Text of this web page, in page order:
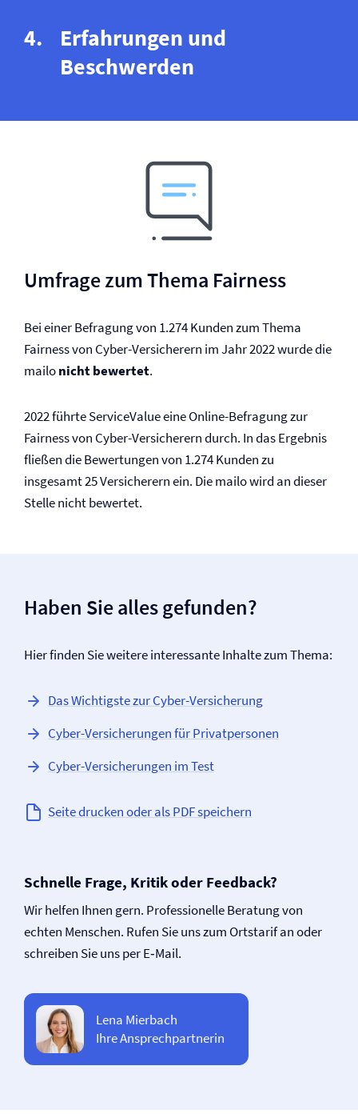
Erfahrungen und
Beschwerden
Umfrage zum Thema Fairness
Bei einer Befragung von 1.274 Kunden zum Thema
Fairness von Cyber-Versicherern im Jahr 2022 wurde die
mailonicht bewertet.
2022 führte ServiceValue eine Online-Befragung zur
Fairness von Cyber-Versicherern durch. In das Ergebnis
fließen die Bewertungen von 1.274 Kunden zu
insgesamt 25 Versicherern ein. Die mailo wird an dieser
Stelle nicht bewertet.
Haben Sie alles gefunden?
Hier finden Sie weitere interessante Inhalte zum Thema:
Das Wichtigste zur Cyber-Versicherung
Cyber-Versicherungen für Privatpersonen
Cyber-Versicherungen im Test
Seite drucken oder als PDF speichern
Schnelle Frage, Kritik oder Feedback?
Wir helfen Ihnen gern. Professionelle Beratung von
echten Menschen. Rufen Sie uns zum Ortstarif an oder
schreiben Sie uns per E‑Mail.
Lena Mierbach
Ihre Ansprechpartnerin